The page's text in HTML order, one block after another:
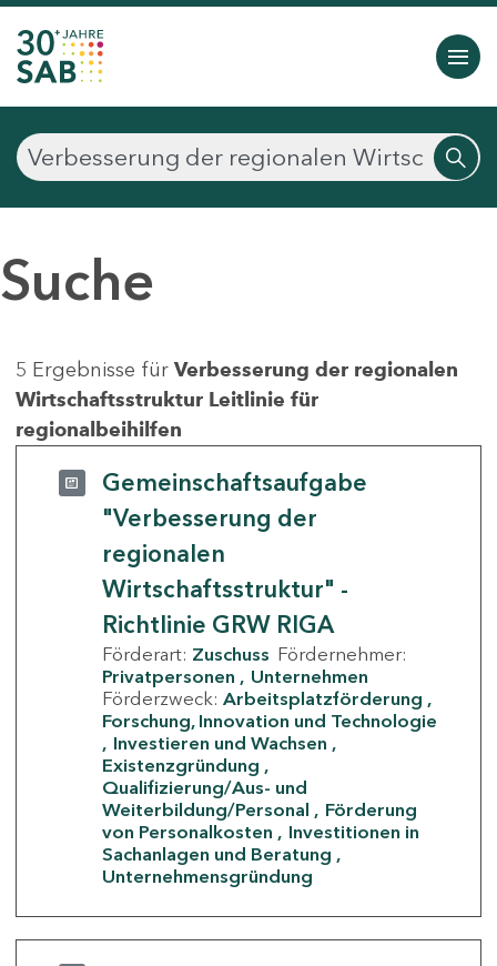
Suche
5 Ergebnisse für Verbesserung der regionalen
Wirtschaftsstruktur Leitlinie für
regionalbeihilfen
Gemeinschaftsaufgabe
"Verbesserung der
regionalen
Wirtschaftsstruktur" -
Richtlinie GRW RIGA
Förderart: Zuschuss Fördernehmer:
Privatpersonen
Unternehmen
Förderzweck: Arbeitsplatzförderung
Forschung, Innovation und Technologie
Investieren und Wachsen
Existenzgründung
Qualifizierung/Aus- und
Weiterbildung/Personal
Förderung
von Personalkosten
Investitionen in
Sachanlagen und Beratung
Unternehmensgründung